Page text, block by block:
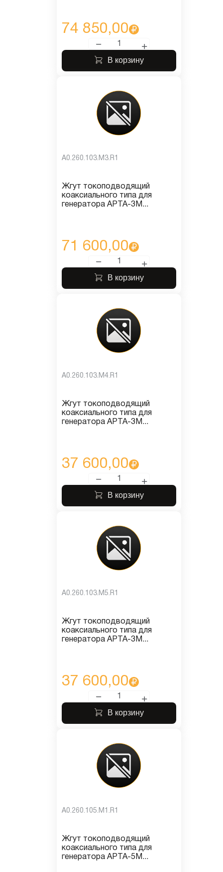
74 850,00
В корзину
A0.260.103.M3.R1
Жгут токоподводящий
коаксиального типа для
генератора АРТА-3М...
71 600,00
В корзину
A0.260.103.M4.R1
Жгут токоподводящий
коаксиального типа для
генератора АРТА-3М...
37 600,00
В корзину
A0.260.103.M5.R1
Жгут токоподводящий
коаксиального типа для
генератора АРТА-3М...
37 600,00
В корзину
A0.260.105.M1.R1
Жгут токоподводящий
коаксиального типа для
генератора АРТА-5М...